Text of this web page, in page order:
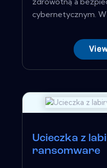
cybernetycznym. W
Ucieczka z
ransomware